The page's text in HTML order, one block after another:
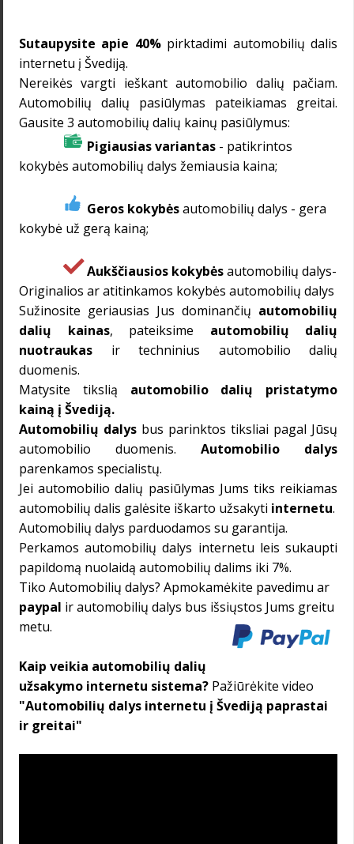
Sutaupysite apie 40%pirktadimi automobilių dalis
internetu į Švediją.
Nereikės vargti ieškant automobilio dalių pačiam.
Automobilių dalių pasiūlymas pateikiamas greitai.
Gausite 3 automobilių dalių kainų pasiūlymus:
Pigiausias variantas - patikrintos
kokybės automobilių dalys žemiausia kaina;
Geros kokybėsautomobilių dalys - gera
kokybė už gerą kainą;
Aukščiausios kokybėsautomobilių dalys-
Originalios ar atitinkamos kokybės automobilių dalys
Sužinosite geriausias Jus dominančių automobilių
dalių kainas, pateiksime automobilių dalių
nuotraukas ir techninius automobilio dalių
duomenis.
Matysite tikslią automobilio dalių pristatymo
kainą į Švediją.
Automobilių dalys bus parinktos tiksliai pagal Jūsų
automobilio duomenis. Automobilio dalys
parenkamos specialistų.
Jei automobilio dalių pasiūlymas Jums tiks reikiamas
automobilių dalis galėsite iškarto užsakyti internetu.
Automobilių dalys parduodamos su garantija.
Perkamosautomobilių dalys internetu leis sukaupti
papildomą nuolaidą automobilių dalims iki 7%.
Tiko Automobilių dalys? Apmokamėkite pavedimu ar
paypal ir automobilių dalys bus išsiųstos Jums greitu
metu.
Kaip veikia automobilių dalių
užsakymo internetu sistema? Pažiūrėkite video
"Automobilių dalys internetu į Švediją paprastai
ir greitai"